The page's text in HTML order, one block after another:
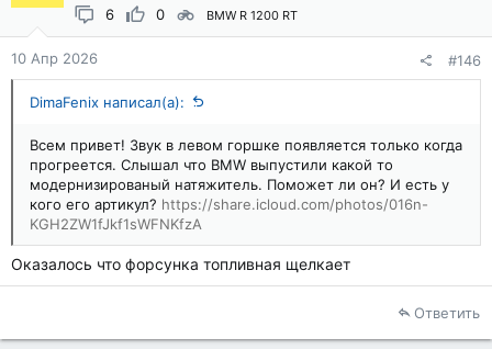
6
0 BMW R 1200 RT
10 Апр 2026 #146
DimaFenix написал(а):
Всем привет! Звук в левом горшке появляется только когда
прогреется. Слышал что BMW выпустили какой то
модернизированый натяжитель. Поможет ли он? И есть у
кого его артикул? https://share.icloud.com/photos/016n-
KGH2ZW1fJkf1sWFNKfzA
Оказалось что форсунка топливная щелкает
Ответить